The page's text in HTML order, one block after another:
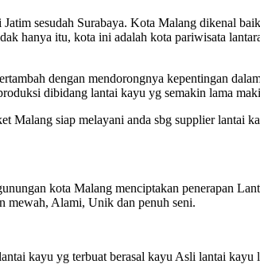
sesudah Surabaya. Kota Malang dikenal
hanya itu, kota ini adalah kota pariwisata
dengan mendorongnya kepentingan
dibidang lantai kayu yg semakin lama
siap melayani anda sbg supplier lantai
kota Malang menciptakan penerapan
mewah, Alami, Unik dan penuh seni.
kayu yg terbuat berasal kayu Asli lantai kayu